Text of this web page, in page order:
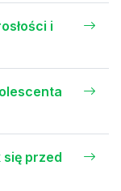
i
się przed